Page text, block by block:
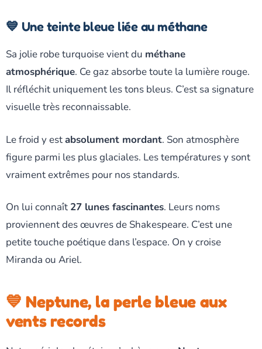
💙 Une teinte bleue liée au méthane
Sa jolie robe turquoise vient du méthane
atmosphérique. Ce gaz absorbe toute la lumière rouge.
Il réfléchit uniquement les tons bleus. C’est sa signature
visuelle très reconnaissable.
Le froid y estabsolument mordant. Son atmosphère
figure parmi les plus glaciales. Les températures y sont
vraiment extrêmes pour nos standards.
On lui connaît 27 lunes fascinantes. Leurs noms
proviennent des œuvres de Shakespeare. C’est une
petite touche poétique dans l’espace. On y croise
Miranda ou Ariel.
💙 Neptune, la perle bleue aux
vents records